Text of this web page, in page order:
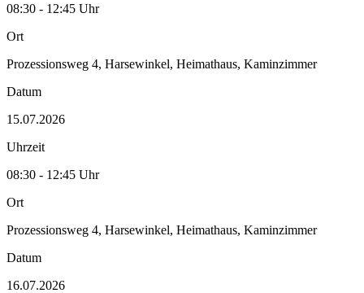
08:30 - 12:45 Uhr
Ort
Prozessionsweg 4, Harsewinkel, Heimathaus, Kaminzimmer
Datum
15.07.2026
Uhrzeit
08:30 - 12:45 Uhr
Ort
Prozessionsweg 4, Harsewinkel, Heimathaus, Kaminzimmer
Datum
16.07.2026